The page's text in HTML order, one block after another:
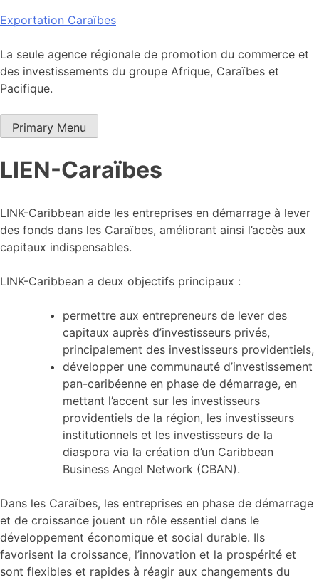
Skip
content
Exportation Caraïbes
La seule agence régionale de promotion du commerce et
des investissements du groupe Afrique, Caraïbes et
Pacifique.
Primary Menu
LIEN-Caraïbes
LINK-Caribbean aide les entreprises en démarrage à lever
des fonds dans les Caraïbes, améliorant ainsi l’accès aux
capitaux indispensables.
LINK-Caribbean a deux objectifs principaux :
permettre aux entrepreneurs de lever des
capitaux auprès d’investisseurs privés,
principalement des investisseurs providentiels,
développer une communauté d’investissement
pan-caribéenne en phase de démarrage, en
mettant l’accent sur les investisseurs
providentiels de la région, les investisseurs
institutionnels et les investisseurs de la
diaspora via la création d’un Caribbean
Business Angel Network (CBAN).
Dans les Caraïbes, les entreprises en phase de démarrage
et de croissance jouent un rôle essentiel dans le
développement économique et social durable. Ils
favorisent la croissance, l’innovation et la prospérité et
sont flexibles et rapides à réagir aux changements du